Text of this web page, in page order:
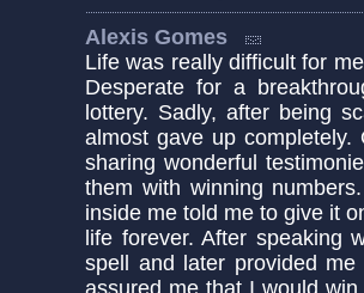
Alexis Gomes
Life was really difficult for
Desperate for a
lottery. Sadly, after being
almost gave up
sharing wonderful
them with winning
inside me told me to give it
life forever. After speaking
spell and later provided
assured me that I would